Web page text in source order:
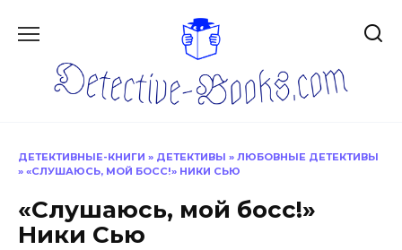
ДЕТЕКТИВНЫЕ-КНИГИ » ДЕТЕКТИВЫ » ЛЮБОВНЫЕ ДЕТЕКТИВЫ
» «СЛУШАЮСЬ, МОЙ БОСС!» НИКИ СЬЮ
«Слушаюсь, мой босс!»
Ники Сью